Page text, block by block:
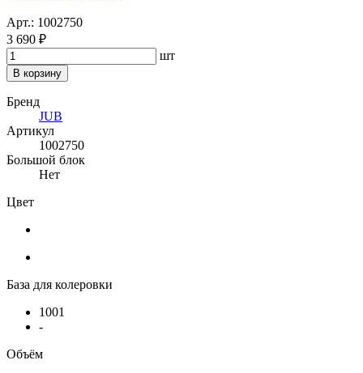
Арт.: 1002750
3 690 ₽
шт
В корзину
Бренд
JUB
Артикул
1002750
Большой блок
Нет
Цвет
База для колеровки
1001
-
Объём